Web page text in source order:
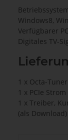
Windows8,
Verfügbarer
Digitales TV-
1 x Octa-
1 x PCIe
1 x Treiber,
(als Download)